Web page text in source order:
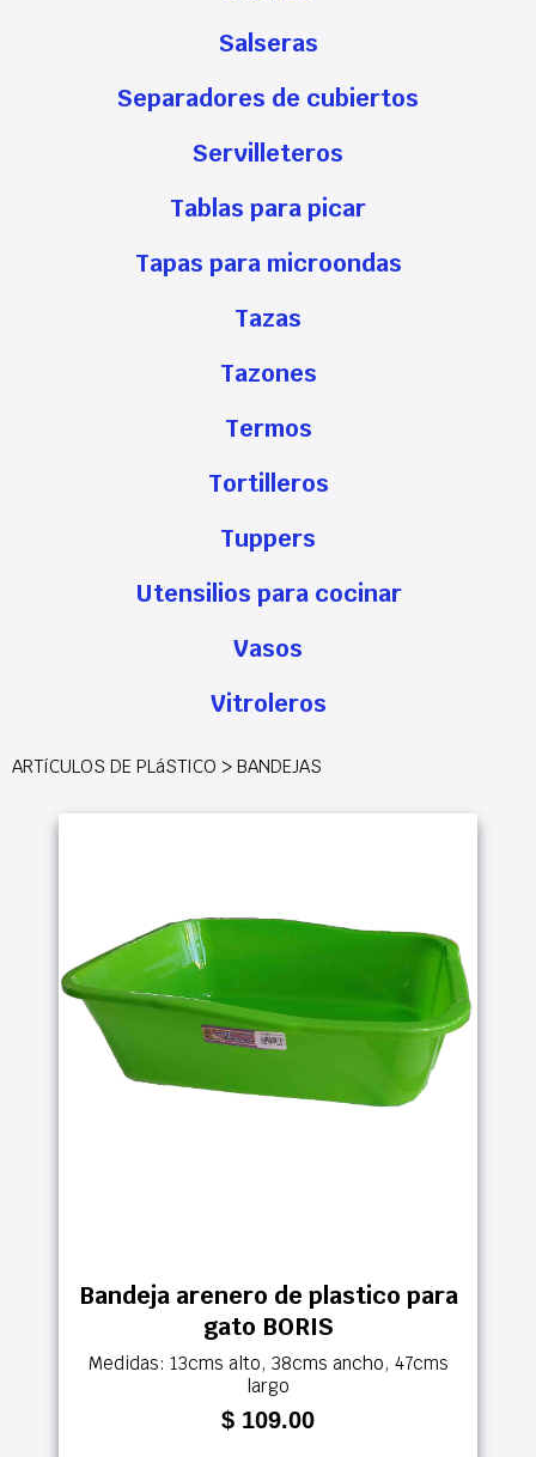
Salseras
Separadores de cubiertos
Servilleteros
Tablas para picar
Tapas para microondas
Tazas
Tazones
Termos
Tortilleros
Tuppers
Utensilios para cocinar
Vasos
Vitroleros
ARTíCULOS DE PLáSTICO > BANDEJAS
Bandeja arenero de plastico para
gato BORIS
Medidas: 13cms alto, 38cms ancho, 47cms
largo
$ 109.00